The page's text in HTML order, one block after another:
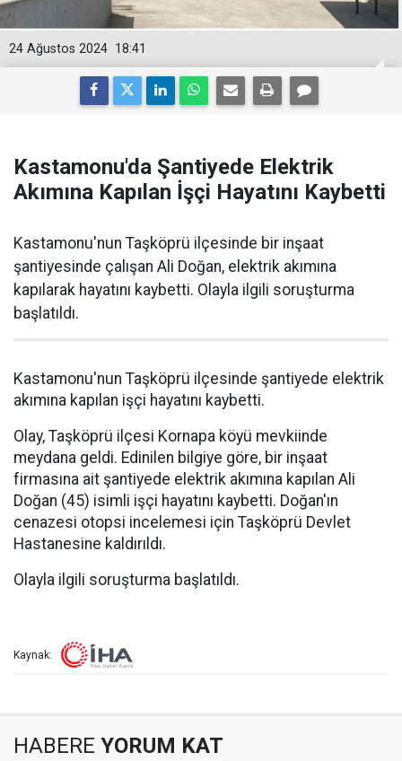
18:41
24 Ağustos 2024
Kastamonu'da Şantiyede Elektrik
Akımına Kapılan İşçi Hayatını Kaybetti
Kastamonu'nun Taşköprü ilçesinde bir inşaat
şantiyesinde çalışan Ali Doğan, elektrik akımına
kapılarak hayatını kaybetti. Olayla ilgili soruşturma
başlatıldı.
Kastamonu'nun Taşköprü ilçesinde şantiyede elektrik
akımına kapılan işçi hayatını kaybetti.
Olay, Taşköprü ilçesi Kornapa köyü mevkiinde
meydana geldi. Edinilen bilgiye göre, bir inşaat
firmasına ait şantiyede elektrik akımına kapılan Ali
Doğan (45) isimli işçi hayatını kaybetti. Doğan'ın
cenazesi otopsi incelemesi için Taşköprü Devlet
Hastanesine kaldırıldı.
Olayla ilgili soruşturma başlatıldı.
Kaynak:
HABERE YORUM KAT